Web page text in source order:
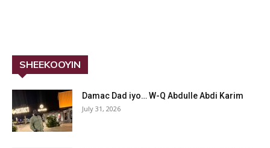
SHEEKOOYIN
Damac Dad iyo… W-Q Abdulle Abdi Karim
July 31, 2026